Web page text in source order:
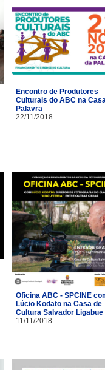
Encontro de Produtores
Culturais do ABC na
Palavra
22/11/2018
Oficina ABC - SPCINE
Lúcio Kodato na Casa de
Cultura Salvador Ligabue
11/11/2018